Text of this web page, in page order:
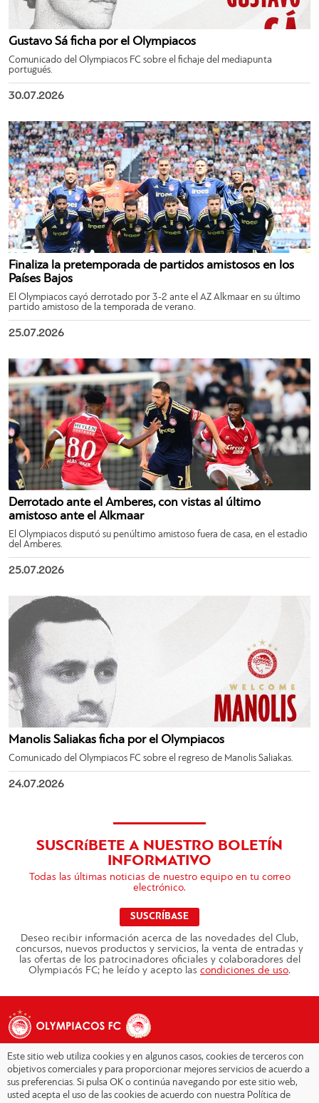
Gustavo Sá ficha por el Olympiacos
Comunicado del Olympiacos FC sobre el fichaje del mediapunta
portugués.
30.07.2026
Finaliza la pretemporada de partidos amistosos en los
Países Bajos
El Olympiacos cayó derrotado por 3-2 ante el AZ Alkmaar en su último
partido amistoso de la temporada de verano.
25.07.2026
Derrotado ante el Amberes, con vistas al último
amistoso ante el Alkmaar
El Olympiacos disputó su penúltimo amistoso fuera de casa, en el estadio
del Amberes.
25.07.2026
Manolis Saliakas ficha por el Olympiacos
Comunicado del Olympiacos FC sobre el regreso de Manolis Saliakas.
24.07.2026
SUSCRíBETE A NUESTRO BOLETÍN
INFORMATIVO
Todas las últimas noticias de nuestro equipo en tu correo
electrónico.
SUSCRÍBASE
Deseo recibir información acerca de las novedades del Club,
concursos, nuevos productos y servicios, la venta de entradas y
las ofertas de los patrocinadores oficiales y colaboradores del
Olympiacós FC; he leído y acepto las condiciones de uso.
Copyright © 2026 - Olympiacos.org
Este sitio web utiliza cookies y en algunos casos, cookies de terceros con
objetivos comerciales y para proporcionar mejores servicios de acuerdo a
sus preferencias. Si pulsa OK o continúa navegando por este sitio web,
usted acepta el uso de las cookies de acuerdo con nuestra Política de